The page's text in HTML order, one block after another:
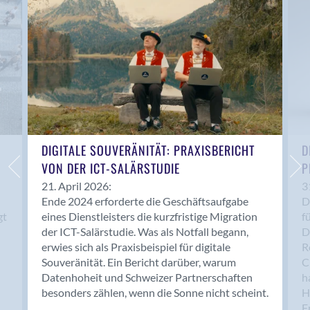
Anwil
Appenzell
Au SG
Baar
Baden
Balsthal
Balzers
Basel
Bassersdorf
Belp
Bendern
Benken (SG)
Bergdietikon
Berlin
Bern
Bern - Liebefeld
DIGITALE SOUVERÄNITÄT: PRAXISBERICHT
VON DER ICT-SALÄRSTUDIE
21. April 2026:
Ende 2024 erforderte die Geschäftsaufgabe
eines Dienstleisters die kurzfristige Migration
der ICT-Salärstudie. Was als Notfall begann,
erwies sich als Praxisbeispiel für digitale
Souveränität. Ein Bericht darüber, warum
Datenhoheit und Schweizer Partnerschaften
besonders zählen, wenn die Sonne nicht scheint.